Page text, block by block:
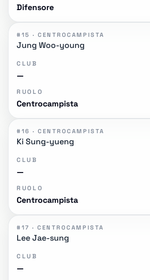
Difensore
#15 · CENTROCAMPISTA
Jung Woo-young
CLUB
—
RUOLO
Centrocampista
#16 · CENTROCAMPISTA
Ki Sung-yueng
CLUB
—
RUOLO
Centrocampista
#17 · CENTROCAMPISTA
Lee Jae-sung
CLUB
—